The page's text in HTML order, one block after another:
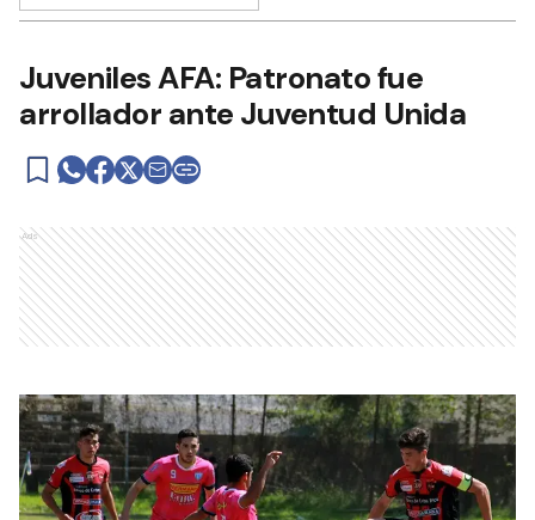
Juveniles AFA: Patronato fue
arrollador ante Juventud Unida
Ads